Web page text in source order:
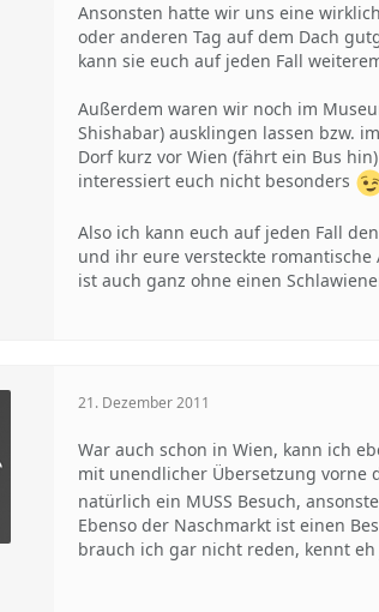
Ansonsten hatte wir uns eine
oder anderen Tag auf dem Dach
kann sie euch auf jeden Fall
Außerdem waren wir noch im
Shishabar) ausklingen lassen bzw.
Dorf kurz vor Wien (fährt ein Bus
interessiert euch nicht besonders
Also ich kann euch auf jeden Fall
und ihr eure versteckte
ist auch ganz ohne einen
21. Dezember 2011
War auch schon in Wien, kann ich
mit unendlicher Übersetzung vorne
natürlich ein MUSS Besuch,
Ebenso der Naschmarkt ist einen
brauch ich gar nicht reden, kennt